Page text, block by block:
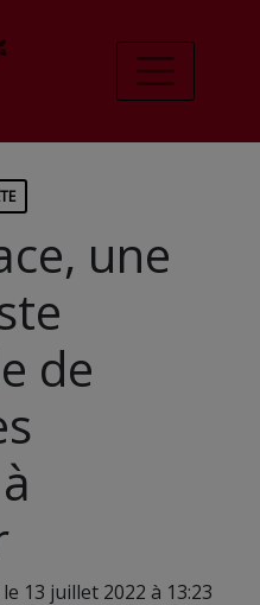
une
de
13 juillet 2022 à 13:23